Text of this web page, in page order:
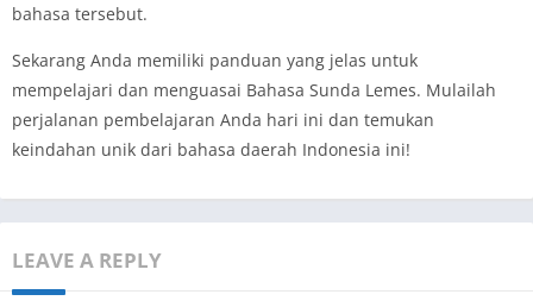
bahasa tersebut.
Sekarang Anda memiliki panduan yang jelas untuk
mempelajari dan menguasai Bahasa Sunda Lemes. Mulailah
perjalanan pembelajaran Anda hari ini dan temukan
keindahan unik dari bahasa daerah Indonesia ini!
LEAVE A REPLY